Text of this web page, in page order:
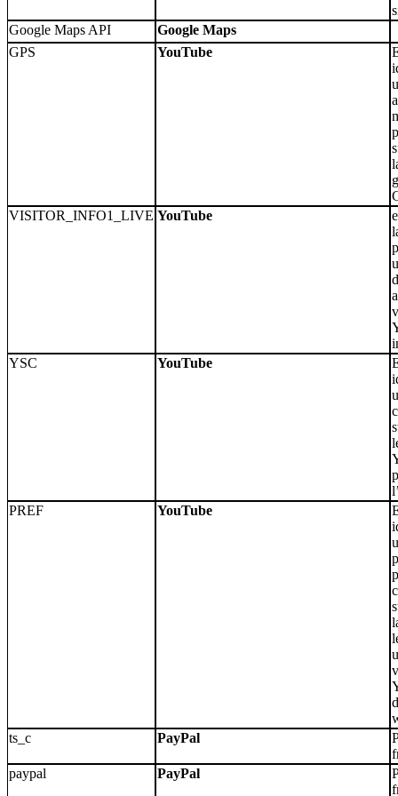
Google Maps API
Google Maps
GPS
YouTube
VISITOR_INFO1_LIVE YouTube
YSC
YouTube
PREF
YouTube
ts_c
PayPal
paypal
PayPal